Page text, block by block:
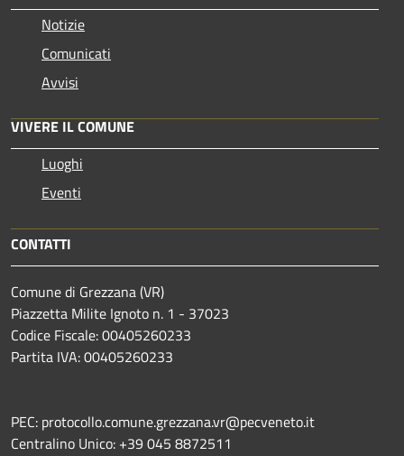
Notizie
Comunicati
Avvisi
VIVERE IL COMUNE
Luoghi
Eventi
CONTATTI
Comune di Grezzana (VR)
Piazzetta Milite Ignoto n. 1 - 37023
Codice Fiscale: 00405260233
Partita IVA: 00405260233
PEC: protocollo.comune.grezzana.vr@pecveneto.it
Centralino Unico: +39 045 8872511